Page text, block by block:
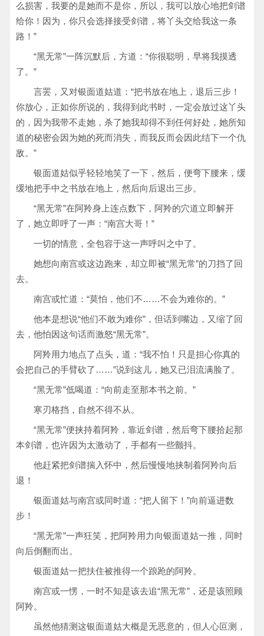
么损害，我要的是她而不是你，所以，我可以放心地把剑谱
给你！因为，你只会选择接受剑谱，将丫头交给我这一条
路！”
“黑无常”一阵沉默后，方道：“你很聪明，早将我摸透
了。”
言罢，又对银面道姑道：“把书放在地上，退后三步！
你放心，正如你所说的，我得到此书时，一定会放过这丫头
的，因为我带不走她，杀了她我却得不到任何好处，她所知
道的秘密会因为她的死而消失，而我反而会因此结下一个仇
敌。”
银面道姑似乎轻轻地笑了一下，然后，便弯下腰来，缓
缓地把手中之书放在地上，然后向后退出三步。
“黑无常”在阿羚身上连点数下，阿羚的穴道立即解开
了，她立即呼了一声：“南宫大哥！”
一切的情意，全包容于这一声呼叫之中了。
她想向南宫或这边跑来，却立即被“黑无常”的刀挡了回
去。
南宫或忙道：“莫怕，他们不……不会为难你的。”
他本是想说“他们不敢为难你”，但话到嘴边，又缩了回
去，他怕因这句话而激怒“黑无常”。
阿羚用力地点了点头，道：“我不怕！只是担心你真的
会把自己的手臂砍了……”说到这儿，她又已泪流满脸了。
“黑无常”低喝道：“向前走至那本书之前。”
寒刃格挡，自然不得不从。
“黑无常”便挟持着阿羚，靠近剑谱，然后弯下腰拾起那
本剑谱，也许因为太激动了，手都有一些颤抖。
他赶紧把剑谱揣入怀中，然后慢慢地挟制着阿羚向后
退！
银面道姑与南宫或同时道：“把人留下！”向前逼进数
步！
“黑无常”一声狂笑，把阿羚用力向银面道姑一推，同时
向后倒翻而出。
银面道姑一把扶住被推得一个踉跄的阿羚。
南宫或一愣，一时不知是该去追“黑无常”，还是该照顾
阿羚。
虽然他猜测这银面道姑大概是无恶意的，但人心叵测，